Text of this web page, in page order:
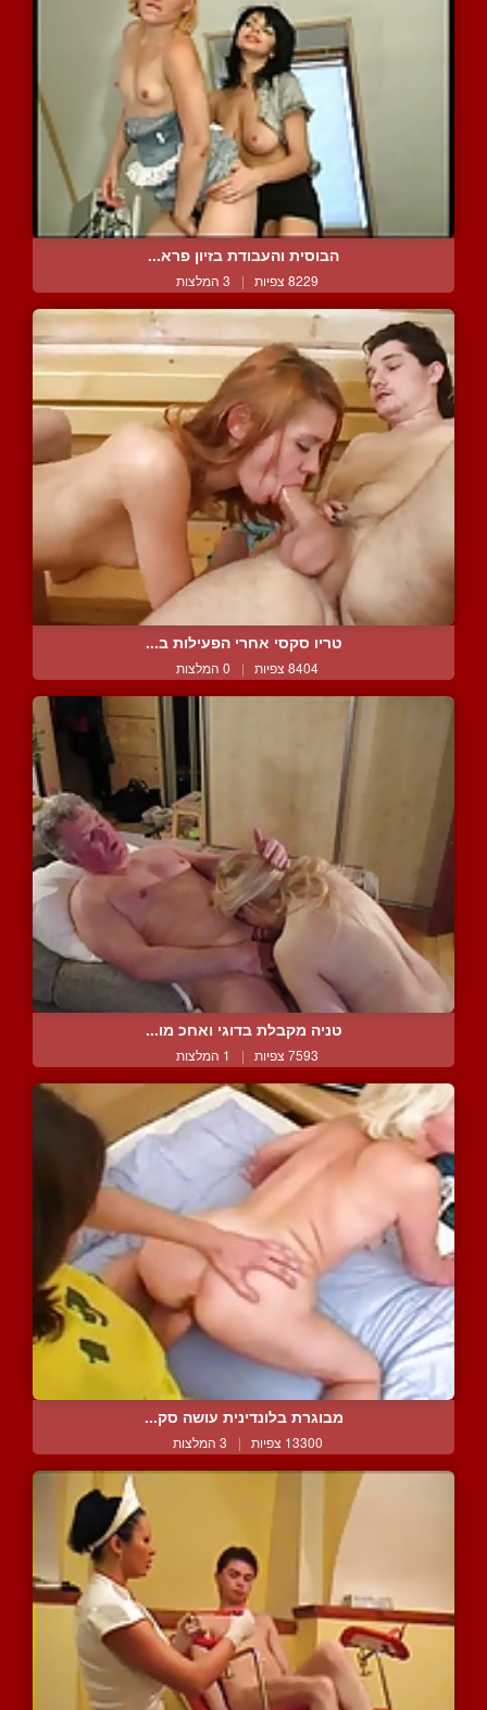
הבוסית והעבודת בזיון פרא...
8229 צפיות | 3 המלצות
טריו סקסי אחרי הפעילות ב...
8404 צפיות | 0 המלצות
טניה מקבלת בדוגי ואחכ מו...
7593 צפיות | 1 המלצות
מבוגרת בלונדינית עושה סק...
13300 צפיות | 3 המלצות